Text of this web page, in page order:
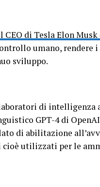
di Tesla Elon
umano,
sviluppo.
di
GPT-4 di
di abilitazione
utilizzati per le